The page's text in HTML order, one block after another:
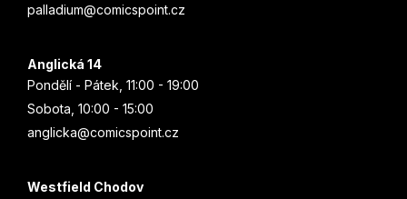
palladium@comicspoint.cz
Anglická 14
Pondělí - Pátek, 11:00 - 19:00
Sobota, 10:00 - 15:00
anglicka@comicspoint.cz
Westfield Chodov